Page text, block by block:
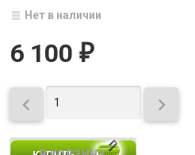
Нет в наличии
6 100 ₽
 